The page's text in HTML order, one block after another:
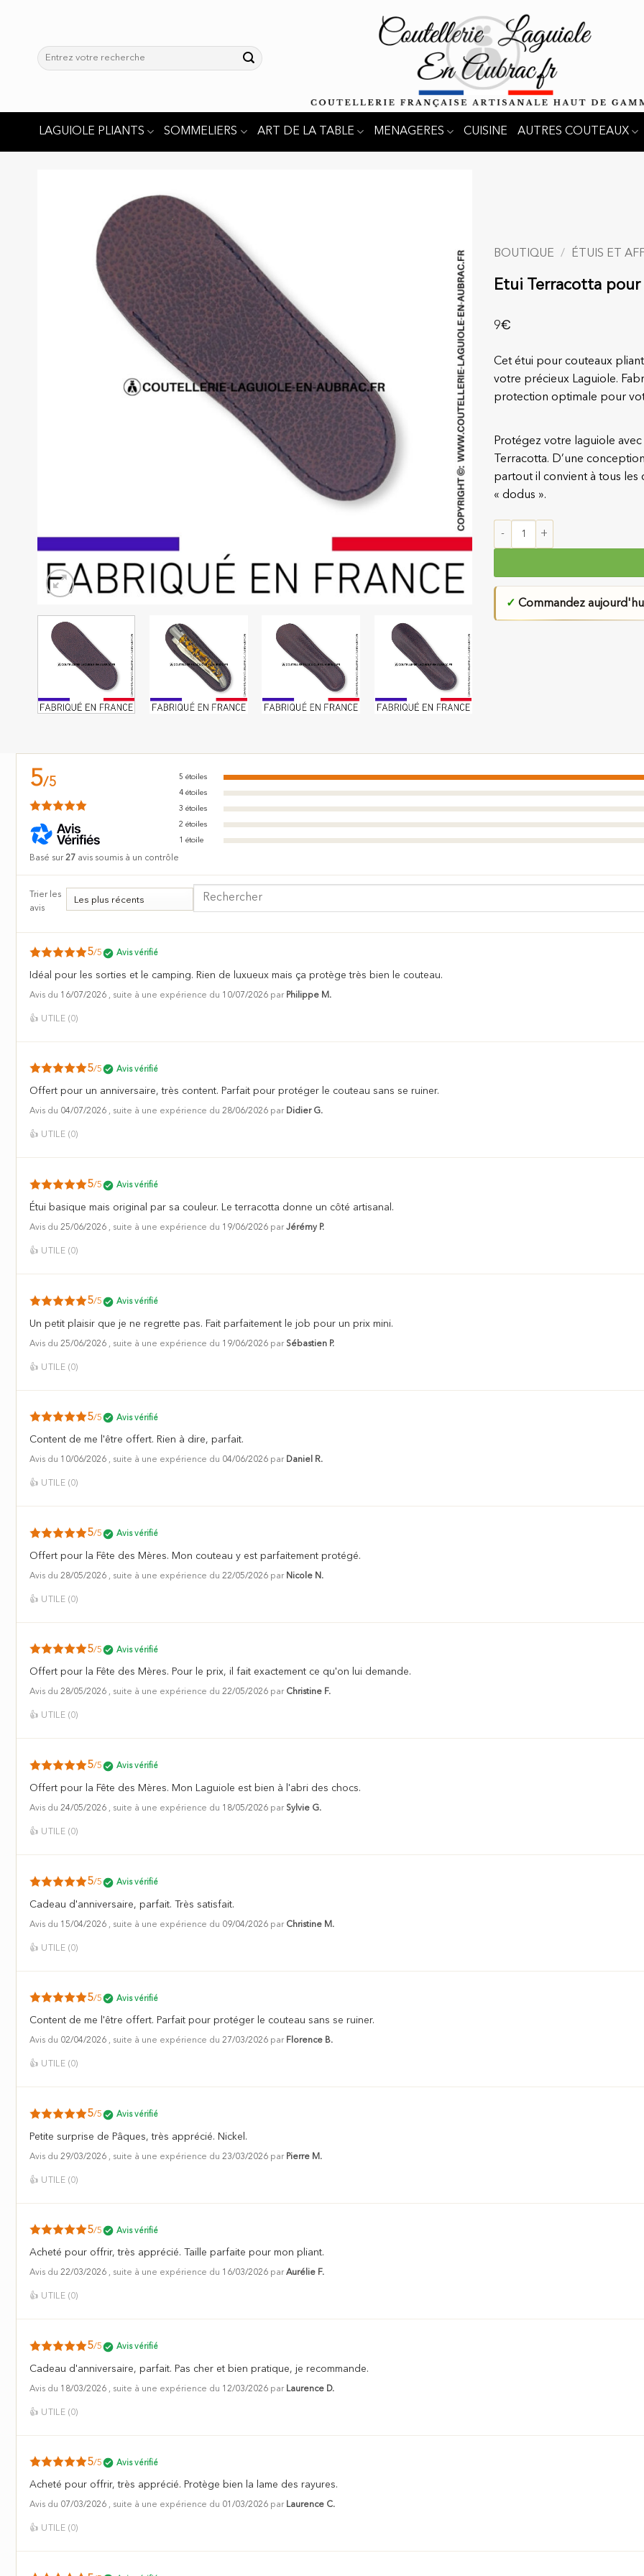
Recherche
pour :
LAGUIOLE PLIANTS SOMMELIERS ART DE LA TABLE MENAGERES CUISINE AUTRES COUTEAUX
BOUTIQUE / ÉTUIS ET
Etui Terracotta
9€
Cet étui pour couteaux
votre précieux Laguiole.
protection optimale pour
Protégez votre laguiole
Terracotta. D’une
partout il convient à tous les
« dodus ».
quantité de Etui Terracotta
✓ Commandez
5/5
Basé sur27 avis soumis à un contrôle
5 étoiles
4 étoiles
3 étoiles
2 étoiles
1 étoile
Trier les
avis
5/5 Avis vérifié
Idéal pour les sorties et le camping. Rien de luxueux mais ça protège très bien le couteau.
Avis du 16/07/2026 , suite à une expérience du 10/07/2026 par Philippe M.
👍 UTILE (0)
5/5 Avis vérifié
Offert pour un anniversaire, très content. Parfait pour protéger le couteau sans se ruiner.
Avis du 04/07/2026 , suite à une expérience du 28/06/2026 par Didier G.
👍 UTILE (0)
5/5 Avis vérifié
Étui basique mais original par sa couleur. Le terracotta donne un côté artisanal.
Avis du 25/06/2026 , suite à une expérience du 19/06/2026 par Jérémy P.
👍 UTILE (0)
5/5 Avis vérifié
Un petit plaisir que je ne regrette pas. Fait parfaitement le job pour un prix mini.
Avis du 25/06/2026 , suite à une expérience du 19/06/2026 par Sébastien P.
👍 UTILE (0)
5/5 Avis vérifié
Content de me l'être offert. Rien à dire, parfait.
Avis du 10/06/2026 , suite à une expérience du 04/06/2026 par Daniel R.
👍 UTILE (0)
5/5 Avis vérifié
Offert pour la Fête des Mères. Mon couteau y est parfaitement protégé.
Avis du 28/05/2026 , suite à une expérience du 22/05/2026 par Nicole N.
👍 UTILE (0)
5/5 Avis vérifié
Offert pour la Fête des Mères. Pour le prix, il fait exactement ce qu'on lui demande.
Avis du 28/05/2026 , suite à une expérience du 22/05/2026 par Christine F.
👍 UTILE (0)
5/5 Avis vérifié
Offert pour la Fête des Mères. Mon Laguiole est bien à l'abri des chocs.
Avis du 24/05/2026 , suite à une expérience du 18/05/2026 par Sylvie G.
👍 UTILE (0)
5/5 Avis vérifié
Cadeau d'anniversaire, parfait. Très satisfait.
Avis du 15/04/2026 , suite à une expérience du 09/04/2026 par Christine M.
👍 UTILE (0)
5/5 Avis vérifié
Content de me l'être offert. Parfait pour protéger le couteau sans se ruiner.
Avis du 02/04/2026 , suite à une expérience du 27/03/2026 par Florence B.
👍 UTILE (0)
5/5 Avis vérifié
Petite surprise de Pâques, très apprécié. Nickel.
Avis du 29/03/2026 , suite à une expérience du 23/03/2026 par Pierre M.
👍 UTILE (0)
5/5 Avis vérifié
Acheté pour offrir, très apprécié. Taille parfaite pour mon pliant.
Avis du 22/03/2026 , suite à une expérience du 16/03/2026 par Aurélie F.
👍 UTILE (0)
5/5 Avis vérifié
Cadeau d'anniversaire, parfait. Pas cher et bien pratique, je recommande.
Avis du 18/03/2026 , suite à une expérience du 12/03/2026 par Laurence D.
👍 UTILE (0)
5/5 Avis vérifié
Acheté pour offrir, très apprécié. Protège bien la lame des rayures.
Avis du 07/03/2026 , suite à une expérience du 01/03/2026 par Laurence C.
👍 UTILE (0)